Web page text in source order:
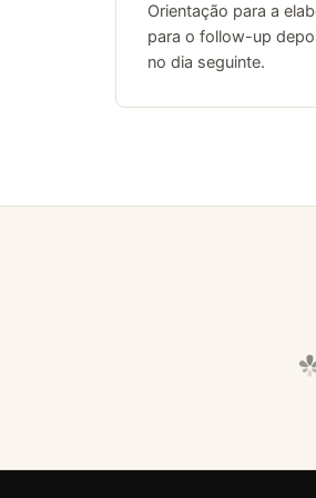
Orientação para a
para o follow-up
no dia seguinte.